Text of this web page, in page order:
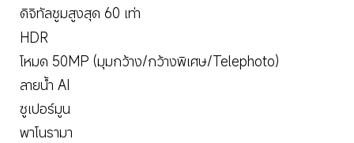
ดิจิทัลซูมสูงสุด 60 เท่า
HDR
โหมด 50MP (มุมกว้าง/กว้างพิเศษ/Telephoto)
ลายน้ำ AI
ซูเปอร์มูน
พาโนรามา